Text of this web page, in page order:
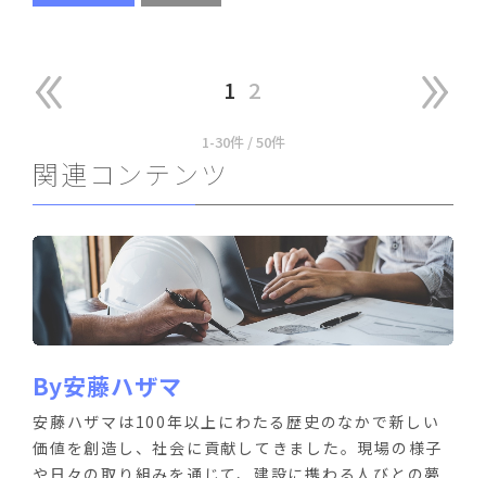
1 2
1-30件 / 50件
関連コンテンツ
By安藤ハザマ
安藤ハザマは100年以上にわたる歴史のなかで新しい
価値を創造し、社会に貢献してきました。現場の様子
や日々の取り組みを通じて、建設に携わる人びとの夢